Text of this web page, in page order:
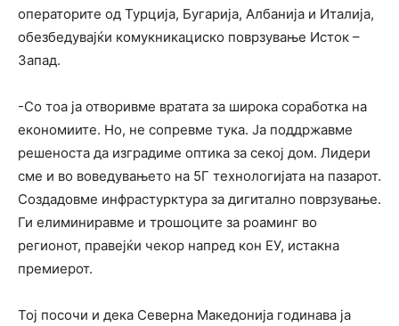
операторите од Турција, Бугарија, Албанија и Италија,
обезбедувајќи комукникациско поврзување Исток –
Запад.
-Со тоа ја отворивме вратата за широка соработка на
економиите. Но, не сопревме тука. Ја поддржавме
решеноста да изградиме оптика за секој дом. Лидери
сме и во воведувањето на 5Г технологијата на пазарот.
Создадовме инфрастурктура за дигитално поврзување.
Ги елиминиравме и трошоците за роаминг во
регионот, правејќи чекор напред кон ЕУ, истакна
премиерот.
Тој посочи и дека Северна Македонија годинава ја